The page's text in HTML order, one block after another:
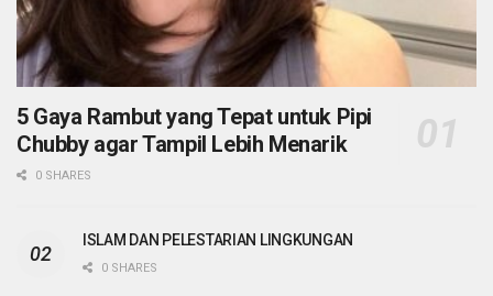
5 Gaya Rambut yang Tepat untuk Pipi
Chubby agar Tampil Lebih Menarik
0 SHARES
ISLAM DAN PELESTARIAN LINGKUNGAN
0 SHARES